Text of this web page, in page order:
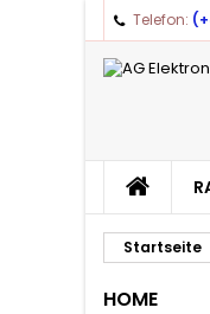
Telefon:
Startseite
HOME